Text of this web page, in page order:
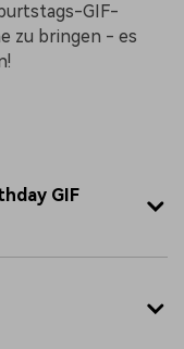
GIF-
zu bringen - es
GIF